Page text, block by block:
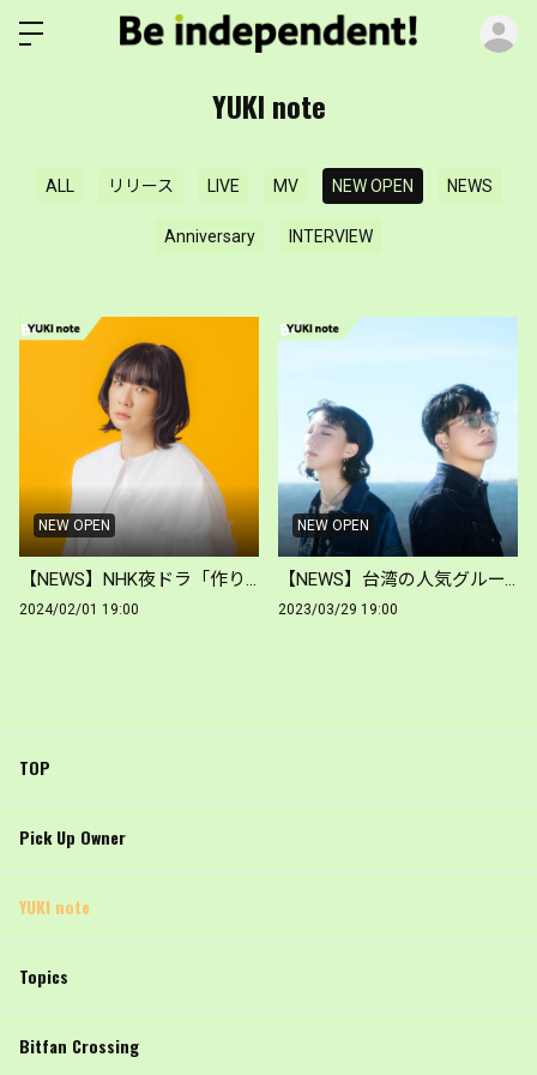
YUKI note
ALL リリース LIVE MV NEW OPEN NEWS
Anniversary INTERVIEW
NEW OPEN
【NEWS】NHK夜ドラ「作りたい女と食べたい女」に出演中の西野恵未がファンサイトをオープン！
2024/02/01 19:00
NEW OPEN
【NEWS】台湾の人気グループ好樂團 GoodBandが日本向けオフィシャルサイトOPENに寄せた動画コメントを公開 -YUKI note
2023/03/29 19:00
TOP
Pick Up Owner
YUKI note
Topics
Bitfan Crossing